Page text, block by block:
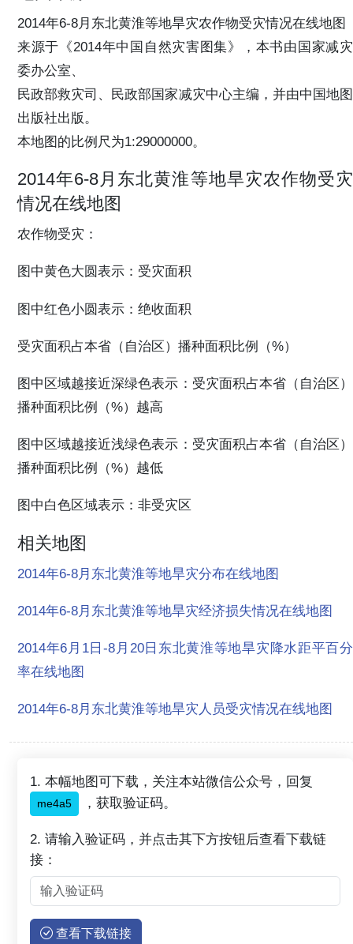
2014年6-8月东北黄淮等地旱灾农作物受灾情况在线地图
来源于《2014年中国自然灾害图集》，本书由国家减灾
委办公室、
民政部救灾司、民政部国家减灾中心主编，并由中国地图
出版社出版。
本地图的比例尺为1:29000000。
2014年6-8月东北黄淮等地旱灾农作物受灾
情况在线地图
农作物受灾：
图中黄色大圆表示：受灾面积
图中红色小圆表示：绝收面积
受灾面积占本省（自治区）播种面积比例（%）
图中区域越接近深绿色表示：受灾面积占本省（自治区）
播种面积比例（%）越高
图中区域越接近浅绿色表示：受灾面积占本省（自治区）
播种面积比例（%）越低
图中白色区域表示：非受灾区
相关地图
2014年6-8月东北黄淮等地旱灾分布在线地图
2014年6-8月东北黄淮等地旱灾经济损失情况在线地图
2014年6月1日-8月20日东北黄淮等地旱灾降水距平百分
率在线地图
2014年6-8月东北黄淮等地旱灾人员受灾情况在线地图
1. 本幅地图可下载，关注本站微信公众号，回复
me4a5 ，获取验证码。
2. 请输入验证码，并点击其下方按钮后查看下载链
接：
查看下载链接